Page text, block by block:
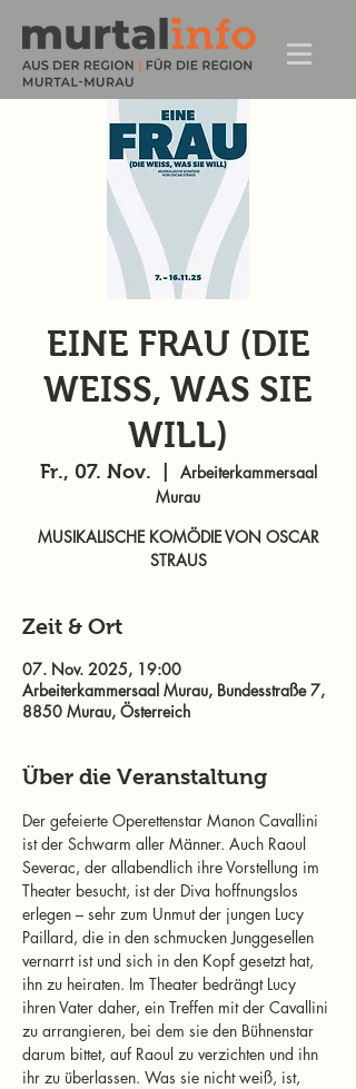
EINE FRAU (DIE
WEISS, WAS SIE
WILL)
Fr., 07. Nov.
Arbeiterkammersaal
Murau
MUSIKALISCHE KOMÖDIE VON OSCAR
STRAUS
Zeit & Ort
07. Nov. 2025, 19:00
Arbeiterkammersaal Murau, Bundesstraße 7,
8850 Murau, Österreich
Über die Veranstaltung
Der gefeierte Operettenstar Manon Cavallini
ist der Schwarm aller Männer. Auch Raoul
Severac, der allabendlich ihre Vorstellung im
Theater besucht, ist der Diva hoffnungslos
erlegen – sehr zum Unmut der jungen Lucy
Paillard, die in den schmucken Junggesellen
vernarrt ist und sich in den Kopf gesetzt hat,
ihn zu heiraten. Im Theater bedrängt Lucy
ihren Vater daher, ein Treffen mit der Cavallini
zu arrangieren, bei dem sie den Bühnenstar
darum bittet, auf Raoul zu verzichten und ihn
ihr zu überlassen. Was sie nicht weiß, ist,